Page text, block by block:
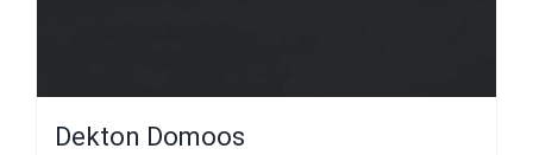
Dekton Domoos